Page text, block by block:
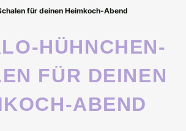
für deinen Heimkoch-Abend
FÜR DEINEN
ABEND